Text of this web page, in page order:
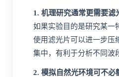
1. 机理研究通常更需要滤
如果实验目的是研究某一
使用滤光片可以进一步压
集中，有利于分析不同波
2. 模拟自然光环境可不必